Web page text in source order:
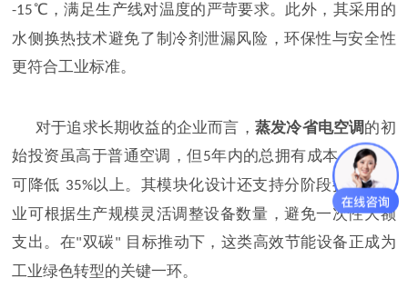
-15℃，满足生产线对温度的严苛要求。此外，其采用的
水侧换热技术避免了制冷剂泄漏风险，环保性与安全性
更符合工业标准。
对于追求长期收益的企业而言， 蒸发冷省电空调的初
始投资虽高于普通空调，但 5年内的总拥有成本（TCO ）
可降低 35%以上。其模块化设计还支持分阶段扩容，企
业可根据生产规模灵活调整设备数量，避免一次性大额
支出。在"双碳" 目标推动下，这类高效节能设备正成为
工业绿色转型的关键一环。